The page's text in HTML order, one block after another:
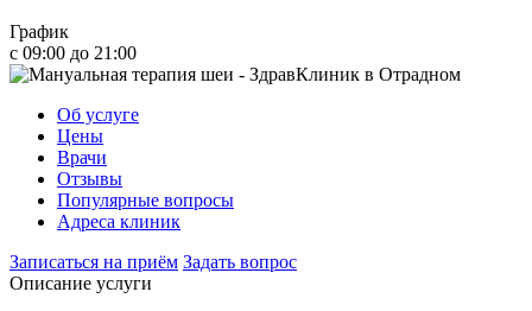
График
с 09:00 до 21:00
Об услуге
Цены
Врачи
Отзывы
Популярные вопросы
Адреса клиник
Записаться на приём Задать вопрос
Описание услуги